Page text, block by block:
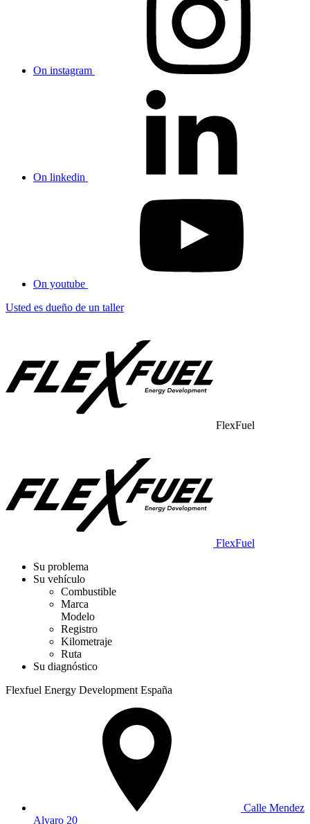
On instagram
On linkedin
On youtube
Usted es dueño de un taller
FlexFuel
FlexFuel
Su problema
Su vehículo
Combustible
Marca
Modelo
Registro
Kilometraje
Ruta
Su diagnóstico
Flexfuel Energy Development España
Calle Mendez
Alvaro 20